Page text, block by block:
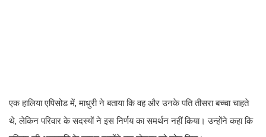
एक हालिया एपिसोड में, माधुरी ने बताया कि वह और उनके पति तीसरा बच्चा चाहते
थे, लेकिन परिवार के सदस्यों ने इस निर्णय का समर्थन नहीं किया। उन्होंने कहा कि